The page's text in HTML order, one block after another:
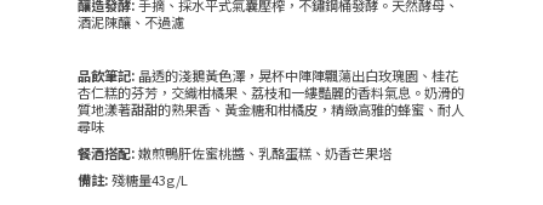
釀造發酵:手摘、採水平式氣囊壓榨，不鏽鋼桶發酵。天然酵母、
酒泥陳釀、不過濾
品飲筆記: 晶透的淺鵝黃色澤，晃杯中陣陣飄蕩出白玫瑰園、桂花
杏仁糕的芬芳，交織柑橘果、荔枝和一縷豔麗的香料氣息。奶滑的
質地漾著甜甜的熟果香、黃金糖和柑橘皮，精緻高雅的蜂蜜、耐人
尋味
餐酒搭配:嫩煎鴨肝佐蜜桃醬、乳酪蛋糕、奶香芒果塔
備註:殘糖量43g/L